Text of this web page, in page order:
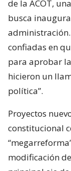
de la ACOT,
busca
confiadas en
para aprobar
hicieron un
política”.
Proyectos
constitucional
modificación